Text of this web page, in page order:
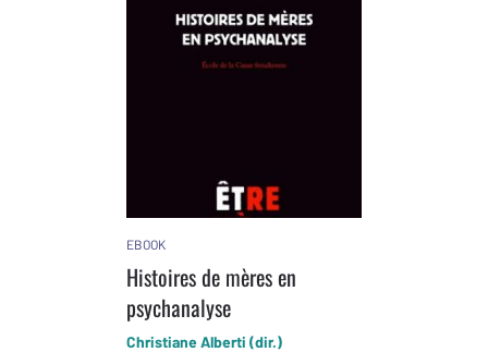
EBOOK
Histoires de mères en
psychanalyse
Christiane Alberti (dir.)